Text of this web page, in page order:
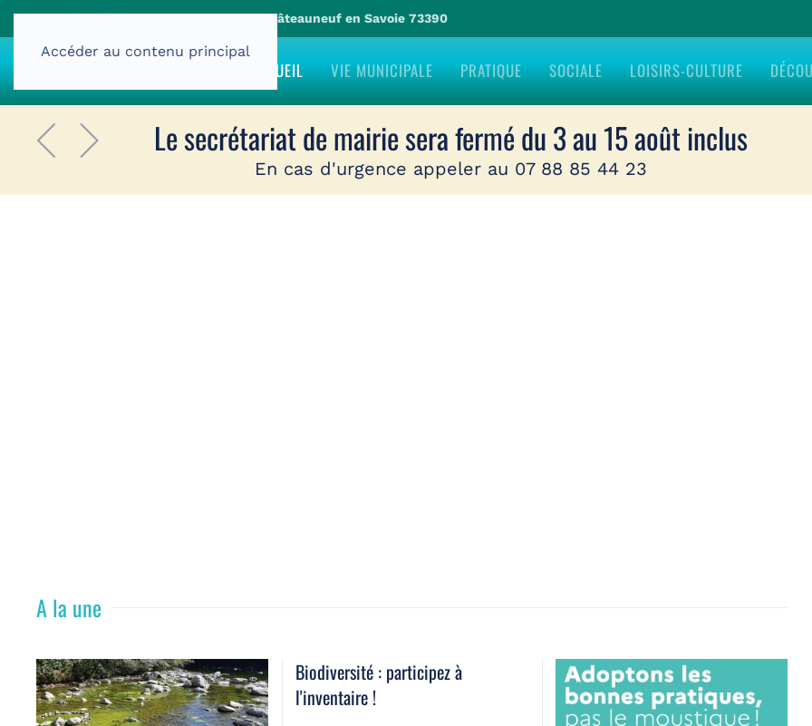
Accéder au contenu principal
Site officiel de la commune de Châteauneuf en Savoie 73390
ACCUEIL VIE MUNICIPALE PRATIQUE SOCIALE LOISIRS-CULTURE
Le secrétariat de mairie sera fermé du 3 au 15 août inclus
En cas d'urgence appeler au 07 88 85 44 23
Site officiel de la commune de Châteauneuf : vue du ciel
Voir d'autres vues du ciel de Châteauneuf par Val Gelon Drone
A la une
Biodiversité : participez à
l'inventaire !